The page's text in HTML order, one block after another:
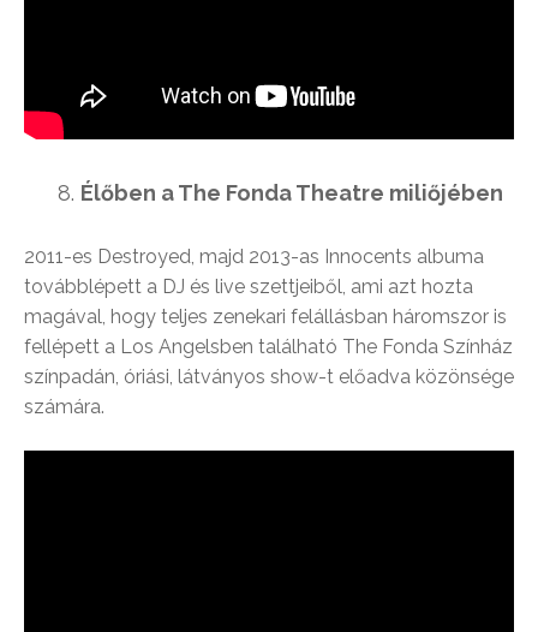
Élőben a The Fonda Theatre miliőjében
2011-es Destroyed, majd 2013-as Innocents albuma
továbblépett a DJ és live szettjeiből, ami azt hozta
magával, hogy teljes zenekari felállásban háromszor is
fellépett a Los Angelsben található The Fonda Színház
színpadán, óriási, látványos show-t előadva közönsége
számára.